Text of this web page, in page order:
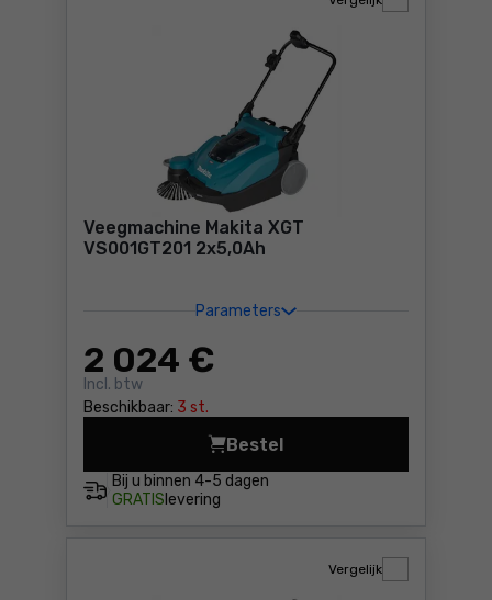
Veegmachine Makita XGT
VS001GT201 2x5,0Ah
Parameters
2 024 €
Incl. btw
Beschikbaar: 3 st.
Bij u binnen 4-5 dagen
GRATIS levering
Bestel
Veegmachine Makita XGT
Vergelijk